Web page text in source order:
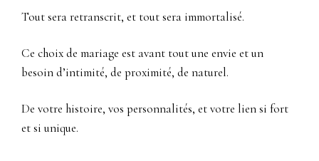
Tout sera retranscrit, et tout sera immortalisé.
Ce choix de mariage est avant tout une envie et un
besoin d’intimité, de proximité, de naturel.
De votre histoire, vos personnalités, et votre lien si fort
et si unique.